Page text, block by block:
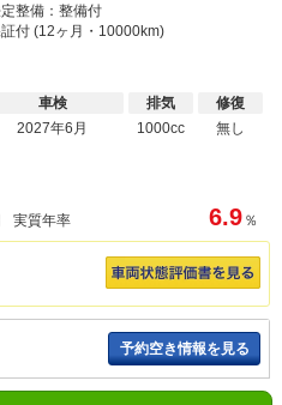
整備：整備付
付 (12ヶ月・10000km)
車検
2027年6月
排気
1000cc
修復
無し
実質年率 6.9 ％
予約空き情報を見る